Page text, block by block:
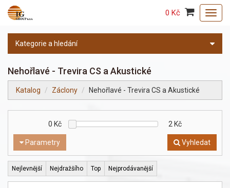
0 Kč
Kategorie a hledání
Nehořlavé - Trevira CS a Akustické
Katalog Záclony Nehořlavé - Trevira CS a Akustické
Parametry
0 Kč 2 Kč
Vyhledat
Nejlevnější Nejdražšího Top Nejprodávanější